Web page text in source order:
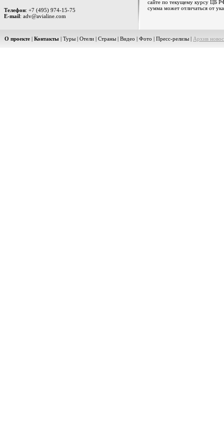
Телефон: +7 (495) 974-15-75
E-mail: adv@avialine.com
сайте по текущему курсу ЦБ
сумма может отличаться от
О проекте | Контакты | Туры | Отели | Страны | Видео | Фото | Пресс-релизы | Архив